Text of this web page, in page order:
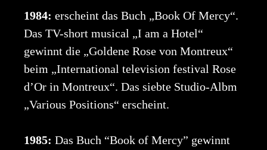
1984: erscheint das Buch „Book Of Mercy“.
Das TV-short musical „I am a Hotel“
gewinnt die „Goldene Rose von Montreux“
beim „International television festival Rose
d’Or in Montreux“. Das siebte Studio-Albm
„Various Positions“ erscheint.
1985: Das Buch “Book of Mercy” gewinnt